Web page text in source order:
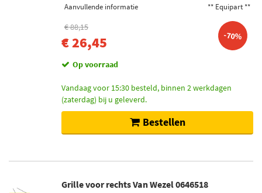
Aanvullende informatie
** Equipart **
€ 88,15
€ 26,45 -70%
Op voorraad
Vandaag voor 15:30 besteld, binnen 2 werkdagen
(zaterdag) bij u geleverd.
Bestellen
Grille voor rechts Van Wezel 0646518